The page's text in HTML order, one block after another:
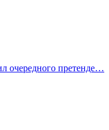
очередного претенде…